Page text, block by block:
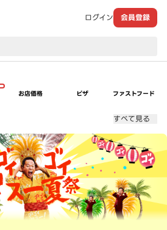
ログイン 会員登録
お店価格 ピザ ファストフード
すべて見る